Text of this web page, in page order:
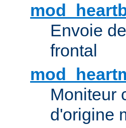
Envoie
frontal
Moniteur
d'origine